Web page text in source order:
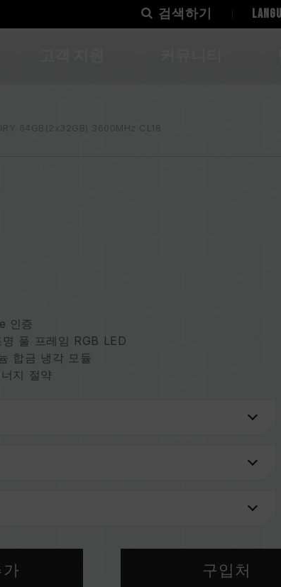
검색하기
64GB(2x32GB) 3600MHz CL18
인증
풀 프레임 RGB LED
합금 냉각 모듈
지 절약
품질 IC
전에, 반드시 메인보드 브랜드에서 제공하는 QVL(
링 됐습니다. 다른 세트의 메모리를 혼용하면 시스
있습니다.
구입처